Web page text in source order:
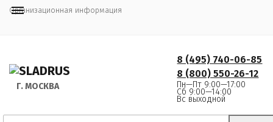
Организационная информация
Г. МОСКВА
8 (495) 740-06-85
8 (800) 550-26-12
Пн—Пт 9:00—17:00
Сб 9:00—14:00
Вс выходной